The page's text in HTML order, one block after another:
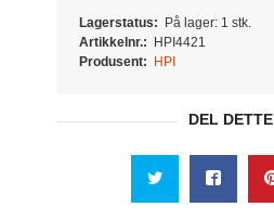
Lagerstatus:
På lager: 1 stk.
Artikkelnr.:
HPI4421
Produsent:
HPI
DEL DETTE